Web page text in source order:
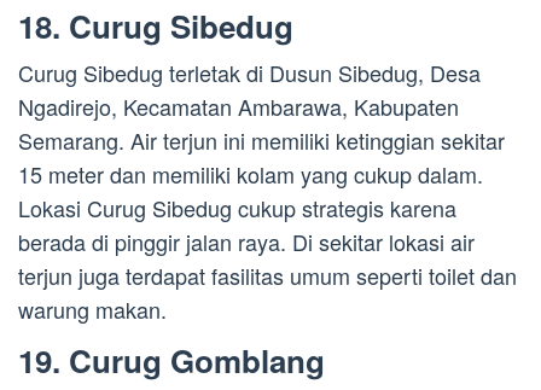
18. Curug Sibedug
Curug Sibedug terletak di Dusun Sibedug, Desa
Ngadirejo, Kecamatan Ambarawa, Kabupaten
Semarang. Air terjun ini memiliki ketinggian sekitar
15 meter dan memiliki kolam yang cukup dalam.
Lokasi Curug Sibedug cukup strategis karena
berada di pinggir jalan raya. Di sekitar lokasi air
terjun juga terdapat fasilitas umum seperti toilet dan
warung makan.
19. Curug Gomblang